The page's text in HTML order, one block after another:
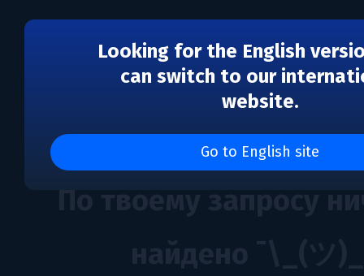
Looking for the English
can switch to our
website.
Go to English site
Каталог игр